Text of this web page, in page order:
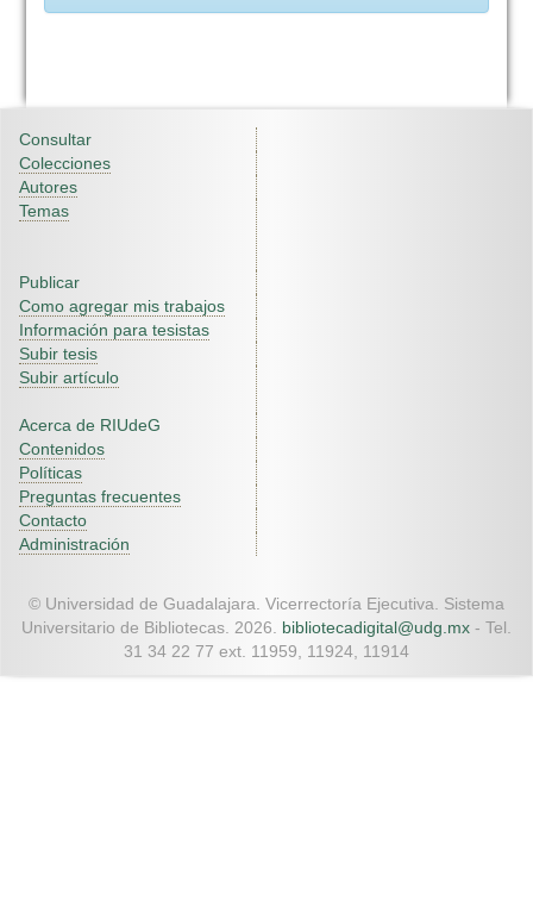
Consultar
Colecciones
Autores
Temas
Publicar
Como agregar mis trabajos
Información para tesistas
Subir tesis
Subir artículo
Acerca de RIUdeG
Contenidos
Políticas
Preguntas frecuentes
Contacto
Administración
© Universidad de Guadalajara. Vicerrectoría Ejecutiva. Sistema
Universitario de Bibliotecas. 2026. bibliotecadigital@udg.mx - Tel.
31 34 22 77 ext. 11959, 11924, 11914